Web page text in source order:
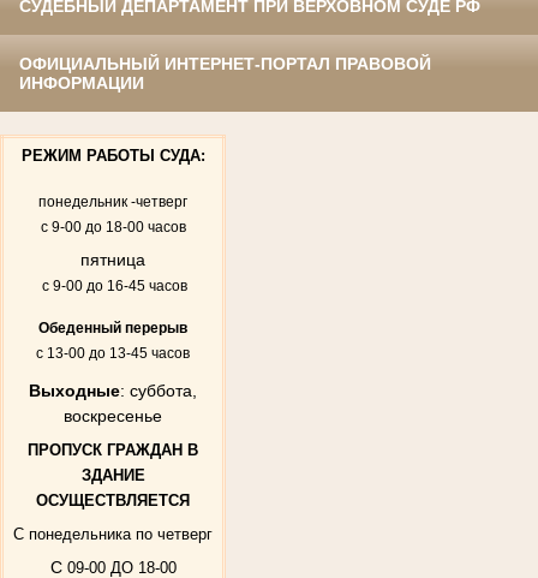
СУДЕБНЫЙ ДЕПАРТАМЕНТ ПРИ ВЕРХОВНОМ СУДЕ РФ
ОФИЦИАЛЬНЫЙ ИНТЕРНЕТ-ПОРТАЛ ПРАВОВОЙ
ИНФОРМАЦИИ
РЕЖИМ РАБОТЫ СУДА:
понедельник -четверг
с 9-00 до 18-00 часов
пятница
с 9-00 до 16-45 часов
Обеденный перерыв
с 13-00 до 13-45 часов
Выходные: суббота,
воскресенье
ПРОПУСК ГРАЖДАН В
ЗДАНИЕ
ОСУЩЕСТВЛЯЕТСЯ
С понедельника по четверг
С09-00 ДО 18-00